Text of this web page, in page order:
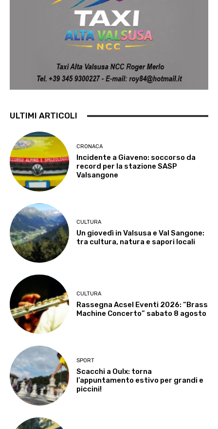
ULTIMI ARTICOLI
CRONACA
Incidente a Giaveno: soccorso da
record per la stazione SASP
Valsangone
CULTURA
Un giovedì in Valsusa e Val Sangone:
tra cultura, natura e sapori locali
CULTURA
Rassegna Acsel Eventi 2026: “Brass
Machine Concerto” sabato 8 agosto
SPORT
Scacchi a Oulx: torna
l’appuntamento estivo per grandi e
piccini!